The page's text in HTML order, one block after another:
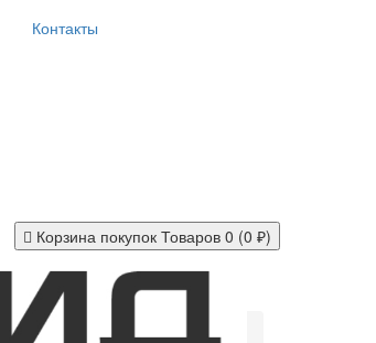
Контакты
Корзина покупок Товаров 0 (0 ₽)